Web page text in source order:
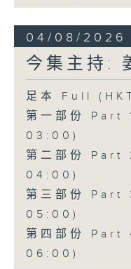
04/08/2026
今集主持:
足本 Full
第一部份
03:00)
第二部份
04:00)
第三部份
05:00)
第四部份
06:00)